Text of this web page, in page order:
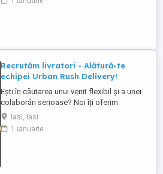
atinse și tips-uri primite de la clienți. Acum
Recrutăm livratori - Alătură-te
echipei Urban Rush Delivery!
Ești în căutarea unui venit flexibil și a unei
colaborări serioase? Noi îți oferim
posibilitatea să livrezi prin cele mai mari
platforme de livrare din România, într-un
mediu profesionist și transparent. Ce îți
Iasi, Iasi
1 ianuarie